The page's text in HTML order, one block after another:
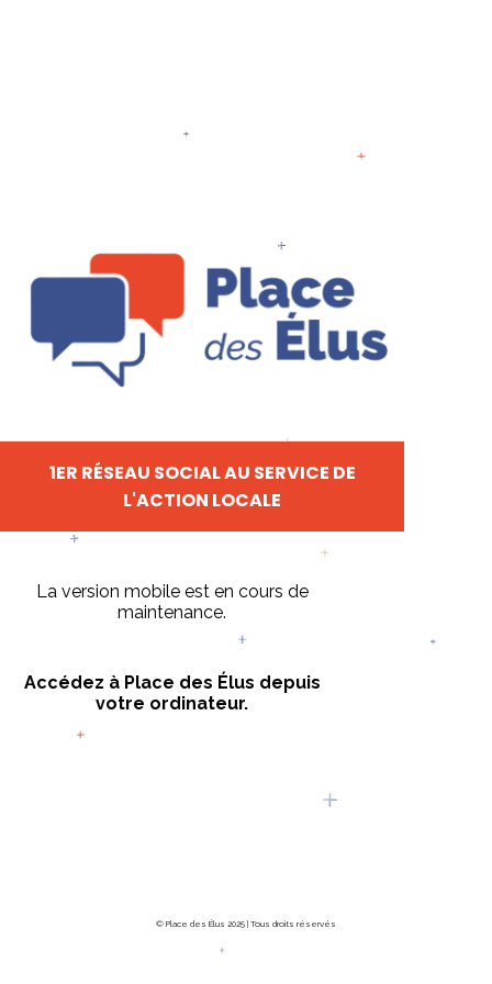
1ER RÉSEAU SOCIAL AU SERVICE DE
L'ACTION LOCALE
La version mobile est en cours de
maintenance.
Accédez à Place des Élus depuis
votre ordinateur.
© Place des Élus 2025 | Tous droits réservés